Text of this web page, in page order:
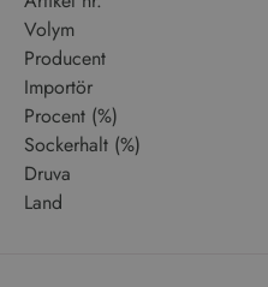
Volym
Producent
Importör
Procent (%)
Sockerhalt (%)
Druva
Land